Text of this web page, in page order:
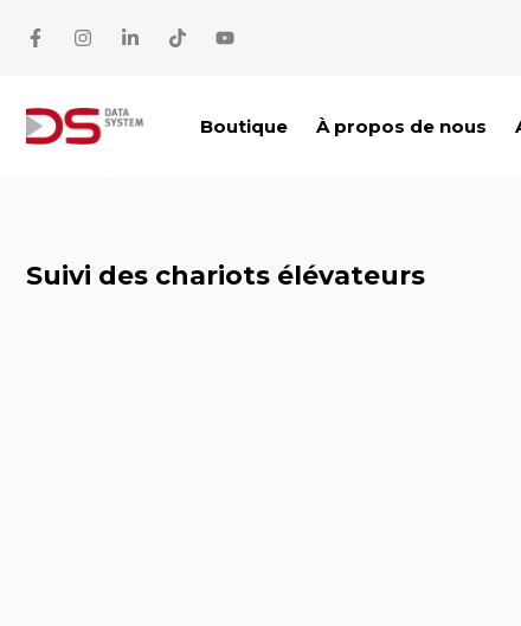
Boutique À propos de nous
Suivi des chariots élévateurs